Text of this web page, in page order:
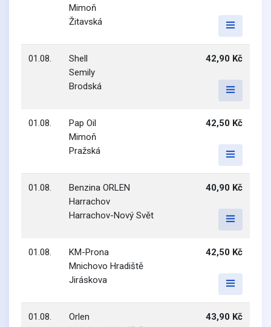
Mimoň
Žitavská
01.08.
Shell
Semily
Brodská
42,90 Kč
01.08.
Pap Oil
Mimoň
Pražská
42,50 Kč
01.08.
Benzina ORLEN
Harrachov
Harrachov-Nový Svět
40,90 Kč
01.08.
KM-Prona
Mnichovo Hradiště
Jiráskova
42,50 Kč
01.08.
Orlen
43,90 Kč